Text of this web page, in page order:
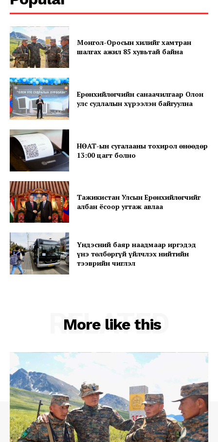
SUBSCRIBE NOW
Company
About
Contact us
Subscription Plans
My account
Монгол-Оросын хилийг хамтран
шалгах ажил 85 хувьтай байна
Ерөнхийлөгчийн санаачилгаар Олон
улс судлалын хүрээлэн байгуулна
НӨАТ-ын сугалааны тохирол өнөөдөр
13:00 цагт болно
Тажикистан Улсын Ерөнхийлөгчийг
албан ёсоор угтаж авлаа
Үндэсний баяр наадмаар иргэдэд
үнэ төлбөргүй үйлчлэх нийтийн
тээврийн чиглэл
More like this
RELATED